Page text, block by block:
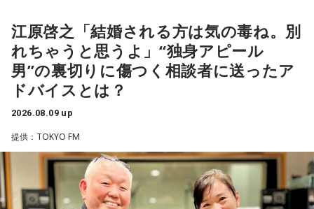
江原啓之「結婚される方は気の毒ね。別
れちゃうと思うよ」“独身アピール
男”の裏切りに傷つく相談者に送ったア
ドバイスとは？
2026.08.09 up
提供：TOKYO FM